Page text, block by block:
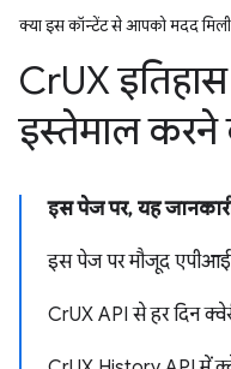
क्या इस कॉन्टेंट से आपको मदद
CrUX
इस्तेमाल करने
इस पेज पर, यह
इस पेज पर मौजूद
CrUX API से हर दिन